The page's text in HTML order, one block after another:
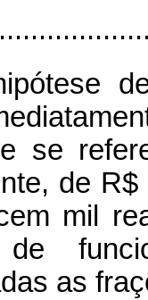
se
de
mil
as